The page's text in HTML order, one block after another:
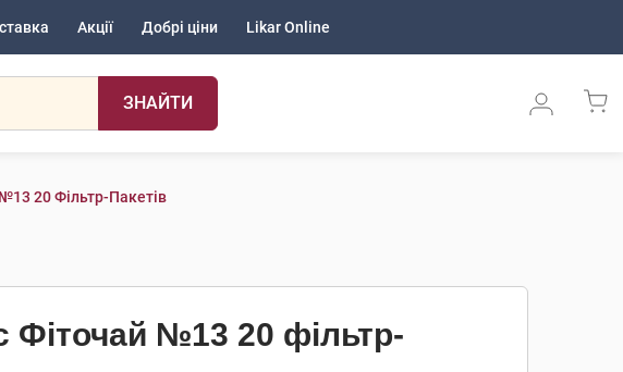
Акції Добрі ціни Likar Online
ЗНАЙТИ
20 Фільтр-Пакетів
Фіточай №13 20 фільтр-